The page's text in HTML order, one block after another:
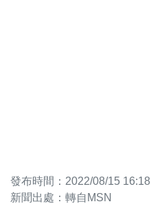
發布時間：2022/08/15 16:18
新聞出處：轉自MSN